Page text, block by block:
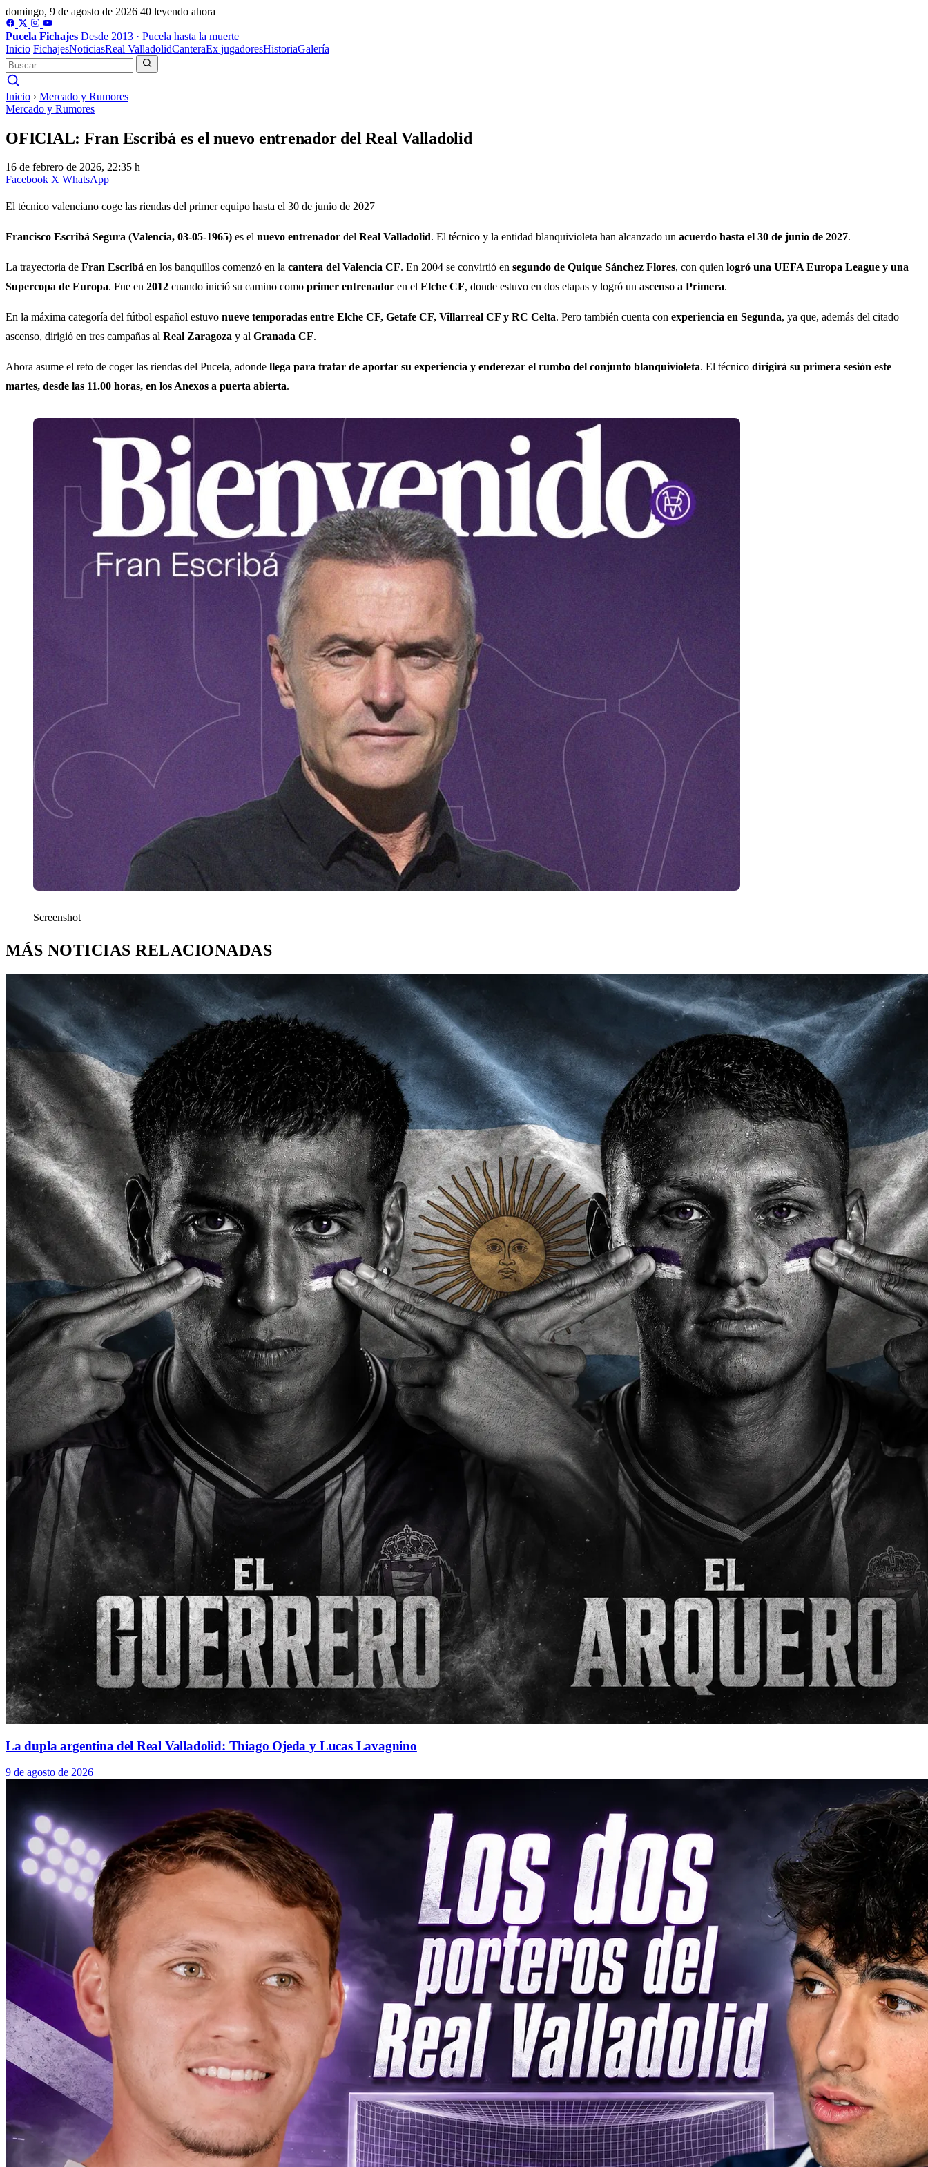
domingo, 9 de agosto de 2026 40 leyendo ahora
Pucela Fichajes Desde 2013 · Pucela hasta la muerte
Inicio FichajesNoticiasReal ValladolidCanteraEx jugadoresHistoriaGalería
Inicio › Mercado y Rumores
Mercado y Rumores
OFICIAL: Fran Escribá es el nuevo entrenador del Real Valladolid
16 de febrero de 2026, 22:35 h
Facebook X WhatsApp
El técnico valenciano coge las riendas del primer equipo hasta el 30 de junio de 2027
Francisco Escribá Segura (Valencia, 03-05-1965) es el nuevo entrenador del Real Valladolid. El técnico y la entidad blanquivioleta han alcanzado un acuerdo hasta el 30 de junio de 2027.
La trayectoria de Fran Escribá en los banquillos comenzó en la cantera del Valencia CF. En 2004 se convirtió en segundo de Quique Sánchez Flores, con quien logró una UEFA Europa League y una
Supercopa de Europa. Fue en 2012 cuando inició su camino como primer entrenador en el Elche CF, donde estuvo en dos etapas y logró un ascenso a Primera.
En la máxima categoría del fútbol español estuvo nueve temporadas entre Elche CF, Getafe CF, Villarreal CF y RC Celta. Pero también cuenta con experiencia en Segunda, ya que, además del citado
ascenso, dirigió en tres campañas al Real Zaragoza y al Granada CF.
Ahora asume el reto de coger las riendas del Pucela, adonde llega para tratar de aportar su experiencia y enderezar el rumbo del conjunto blanquivioleta. El técnico dirigirá su primera sesión este
martes, desde las 11.00 horas, en los Anexos a puerta abierta.
Screenshot
MÁS NOTICIAS RELACIONADAS
La dupla argentina del Real Valladolid: Thiago Ojeda y Lucas Lavagnino
9 de agosto de 2026